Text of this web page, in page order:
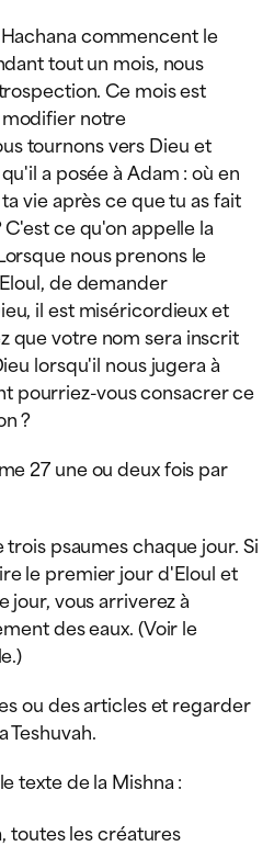
commencent le
tout un mois, nous
Ce mois est
notre
tournons vers Dieu et
a posée à Adam : où en
vie après ce que tu as fait
ce qu'on appelle la
nous prenons le
de demander
il est miséricordieux et
que votre nom sera inscrit
lorsqu'il nous jugera à
pourriez-vous consacrer ce
?
27 une ou deux fois par
psaumes chaque jour. Si
le premier jour d'Eloul et
jour, vous arriverez à
des eaux. (Voir le
ou des articles et regarder
Teshuvah.
texte de la Mishna :
, toutes les créatures